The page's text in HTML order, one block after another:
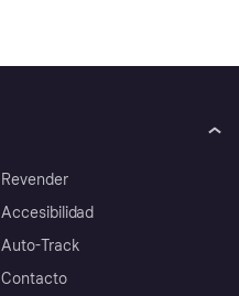
Revender
Accesibilidad
Auto-Track
Contacto